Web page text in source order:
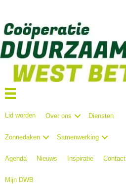
Lid worden Over ons Diensten
Zonnedaken Samenwerking
Agenda Nieuws Inspiratie Contact
Mijn DWB